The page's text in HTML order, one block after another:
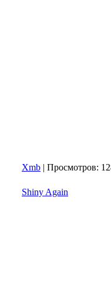
Xmb | Просмотров:
Shiny Again